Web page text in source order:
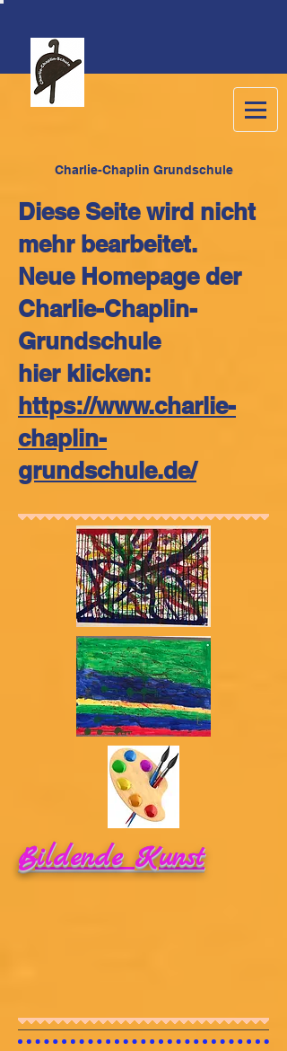
Charlie-Chaplin Grundschule
Diese Seite wird nicht
mehr bearbeitet.
Neue Homepage der
Charlie-Chaplin-
Grundschule
hier klicken:
https://www.charlie-
chaplin-
grundschule.de/
Bildende Kunst